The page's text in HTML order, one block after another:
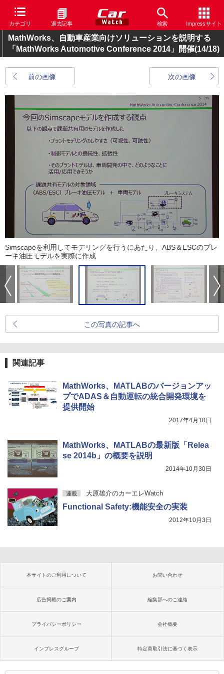
カテゴリ 過去記事 検索 Impressサイト
MathWorks、自動車産業向けソリューションを説明する
「MathWorks Automotive Conference 2014」開催(14/18)
前の画像 次の画像
Simscapeを利用してモデリングを行うにあたり、ABS＆ESCのブレ
ーキ油圧モデルを実際に作成
この写真の記事へ
関連記事
MathWorks、MATLABのバージョンアッ
プでADAS＆自動運転の統合開発環境を
提供開始
2017年4月10日
MathWorks、MATLABの最新版「Relea
se 2014b」の概要を説明
2014年10月30日
連載 大原雄介のカーエレWatch
Functional Safety:機能安全の実装
2012年10月3日
本サイトのご利用について お問い合わせ
広告掲載のご案内 編集部へのご連絡
プライバシーポリシー 会社概要
インプレスグループ 特定商取引法に基づく表示